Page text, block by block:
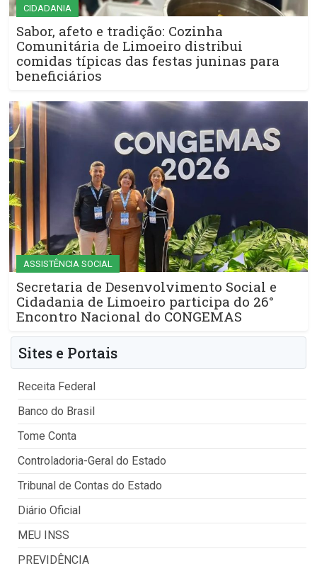
CIDADANIA
Sabor, afeto e tradição: Cozinha
Comunitária de Limoeiro distribui
comidas típicas das festas juninas para
beneficiários
ASSISTÊNCIA SOCIAL
Secretaria de Desenvolvimento Social e
Cidadania de Limoeiro participa do 26°
Encontro Nacional do CONGEMAS
Sites e Portais
Receita Federal
Banco do Brasil
Tome Conta
Controladoria-Geral do Estado
Tribunal de Contas do Estado
Diário Oficial
MEU INSS
PREVIDÊNCIA